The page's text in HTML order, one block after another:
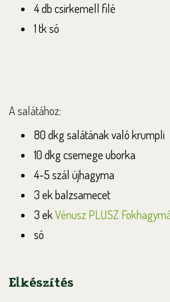
4 db csirkemell filé
1 tk só
A salátához:
80 dkg salátának való krumpli
10 dkg csemege uborka
4-5 szál újhagyma
3 ek balzsamecet
3 ekVénusz PLUSZ
só
Elkészítés